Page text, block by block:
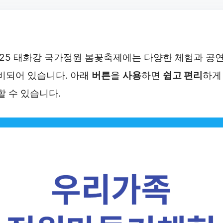
태화강 국가정원 봄꽃축제에는 다양한 체험과 공
되어 있습니다. 아래 버튼을 사용하면 쉽고 편리 하게
수 있습니다.